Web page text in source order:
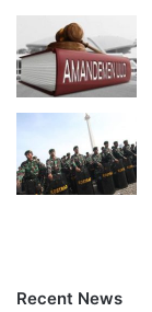
Recent News